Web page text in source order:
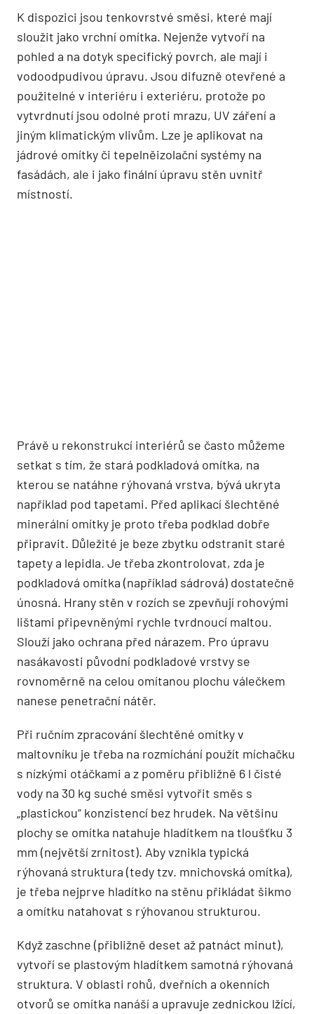
K dispozici jsou tenkovrstvé směsi, které mají
sloužit jako vrchní omítka. Nejenže vytvoří na
pohled a na dotyk specifický povrch, ale mají i
vodoodpudivou úpravu. Jsou difuzně otevřené a
použitelné v interiéru i exteriéru, protože po
vytvrdnutí jsou odolné proti mrazu, UV záření a
jiným klimatickým vlivům. Lze je aplikovat na
jádrové omítky či tepelněizolační systémy na
fasádách, ale i jako finální úpravu stěn uvnitř
místností.
Právě u rekonstrukcí interiérů se často můžeme
setkat s tím, že stará podkladová omítka, na
kterou se natáhne rýhovaná vrstva, bývá ukryta
například pod tapetami. Před aplikací šlechtěné
minerální omítky je proto třeba podklad dobře
připravit. Důležité je beze zbytku odstranit staré
tapety a lepidla. Je třeba zkontrolovat, zda je
podkladová omítka (například sádrová) dostatečně
únosná. Hrany stěn v rozích se zpevňují rohovými
lištami připevněnými rychle tvrdnoucí maltou.
Slouží jako ochrana před nárazem. Pro úpravu
nasákavosti původní podkladové vrstvy se
rovnoměrně na celou omítanou plochu válečkem
nanese penetrační nátěr.
Při ručním zpracování šlechtěné omítky v
maltovníku je třeba na rozmíchání použít míchačku
s nízkými otáčkami a z poměru přibližně 6 l čisté
vody na 30 kg suché směsi vytvořit směs s
„plastickou“ konzistencí bez hrudek. Na většinu
plochy se omítka natahuje hladítkem na tloušťku 3
mm (největší zrnitost). Aby vznikla typická
rýhovaná struktura (tedy tzv. mnichovská omítka),
je třeba nejprve hladítko na stěnu přikládat šikmo
a omítku natahovat s rýhovanou strukturou.
Když zaschne (přibližně deset až patnáct minut),
vytvoří se plastovým hladítkem samotná rýhovaná
struktura. V oblasti rohů, dveřních a okenních
otvorů se omítka nanáší a upravuje zednickou lžící,